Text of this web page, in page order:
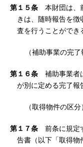
第１５条 本財団は、
きは、随時報告を
査を行うことができ
（補助事業の完了
第１６条 補助事業者
が別に定める完了報
（取得物件の区分
第１７条 前条に規定
告書（以下「取得物